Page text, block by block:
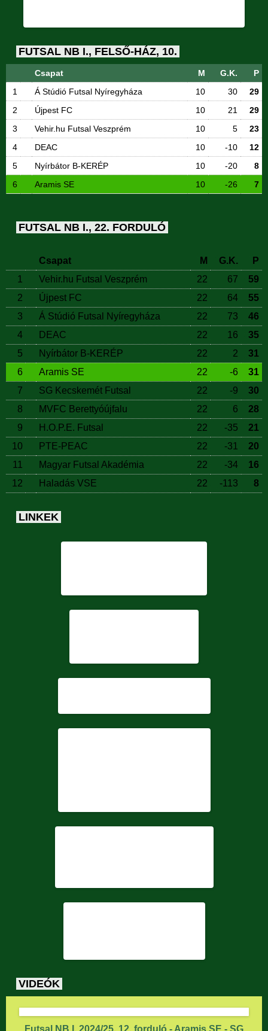
FUTSAL NB I., FELSŐ-HÁZ, 10.
Csapat M G.K.
P
1
Á Stúdió Futsal Nyíregyháza 10 30
29
2
Újpest FC 10 21
29
3
Vehir.hu Futsal Veszprém 10 5
23
4
DEAC 10 -10
12
5
Nyírbátor B-KERÉP 10 -20
8
6
Aramis SE 10 -26 7
FUTSAL NB I., 22. FORDULÓ
Csapat M G.K.
P
1
Vehir.hu Futsal Veszprém 22 67
59
2
Újpest FC 22 64
55
3
Á Stúdió Futsal Nyíregyháza 22 73
46
4
DEAC 22 16
35
5
Nyírbátor B-KERÉP 22 2
31
6
Aramis SE 22 -6
31
7
SG Kecskemét Futsal 22 -9
30
8
MVFC Berettyóújfalu 22 6
28
9
H.O.P.E. Futsal 22 -35
21
10
PTE-PEAC 22 -31
20
11
Magyar Futsal Akadémia 22 -34
16
12
Haladás VSE 22 -113 8
LINKEK
VIDEÓK
Futsal NB I. 2024/25, 12. forduló - Aramis SE - SG